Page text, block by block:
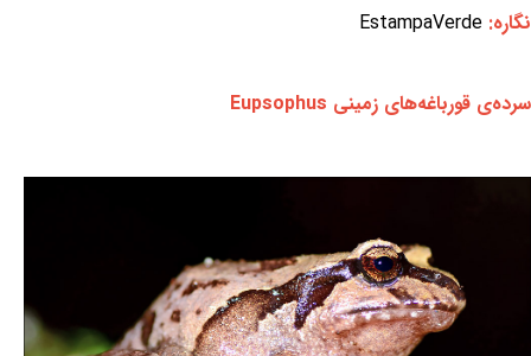
نگاره: EstampaVerde
سرده‌ی قورباغه‌های زمینی Eupsophus